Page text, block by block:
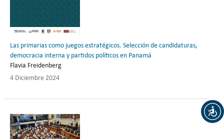
Las primarias como juegos estratégicos. Selección de candidaturas,
democracia interna y partidos políticos en Panamá
Flavia Freidenberg
4 Diciembre 2024